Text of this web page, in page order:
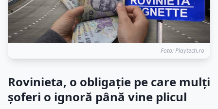
Foto: Playtech.ro
Rovinieta, o obligație pe care mulți
șoferi o ignoră până vine plicul